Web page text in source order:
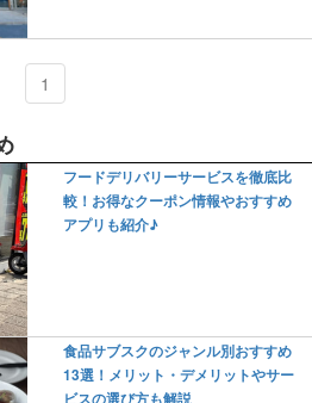
1
フードデリバリーサービスを徹底比
較！お得なクーポン情報やおすすめ
アプリも紹介♪
食品サブスクのジャンル別おすすめ
13選！メリット・デメリットやサー
ビスの選び方も解説